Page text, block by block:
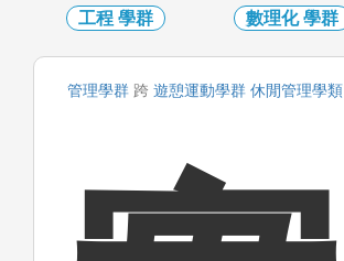
工程 學群 數理化學群
管理學群 跨 遊憩運動學群 休閒管理學類